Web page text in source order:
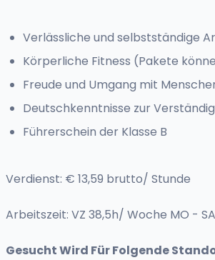
Verlässliche und selbstständige
Körperliche Fitness (Pakete
Freude und Umgang mit
Deutschkenntnisse zur
Führerschein der Klasse B
Verdienst: € 13,59 brutto/ Stunde
Arbeitszeit: VZ 38,5h/ Woche MO -
Gesucht Wird Für Folgende